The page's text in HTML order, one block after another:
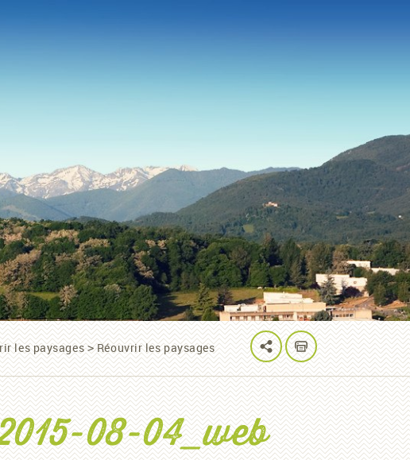
les paysages > Réouvrir les paysages
08-04_web